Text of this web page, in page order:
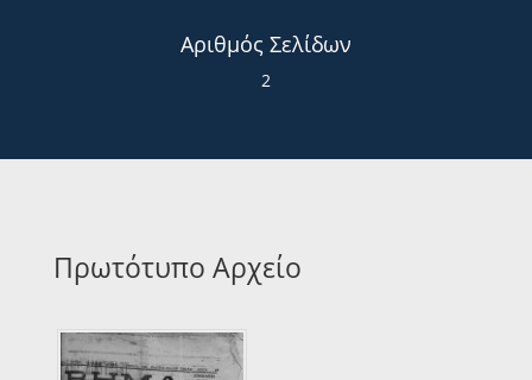
Αριθμός Σελίδων
2
Πρωτότυπο Αρχείο